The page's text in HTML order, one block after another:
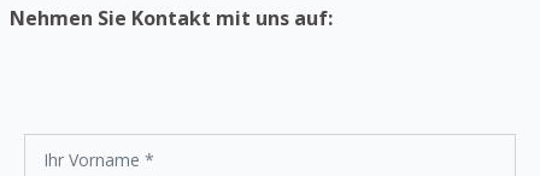
Nehmen Sie Kontakt mit uns auf: